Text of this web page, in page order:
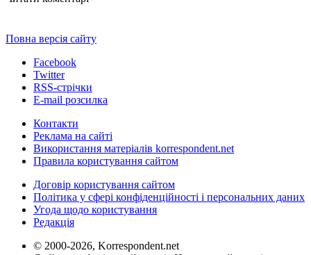
Повна версія сайту
Facebook
Twitter
RSS-стрічки
E-mail розсилка
Контакти
Реклама на сайті
Використання матеріалів korrespondent.net
Правила користування сайтом
Договір користування сайтом
Політика у сфері конфіденційності і персональних даних
Угода щодо користування
Редакція
© 2000-2026, Korrespondent.net